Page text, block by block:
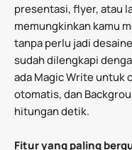
presentasi, flyer, atau
memungkinkan kamu
tanpa perlu jadi
sudah dilengkapi
ada Magic Write untuk
otomatis, dan
hitungan detik.
Fitur yang paling